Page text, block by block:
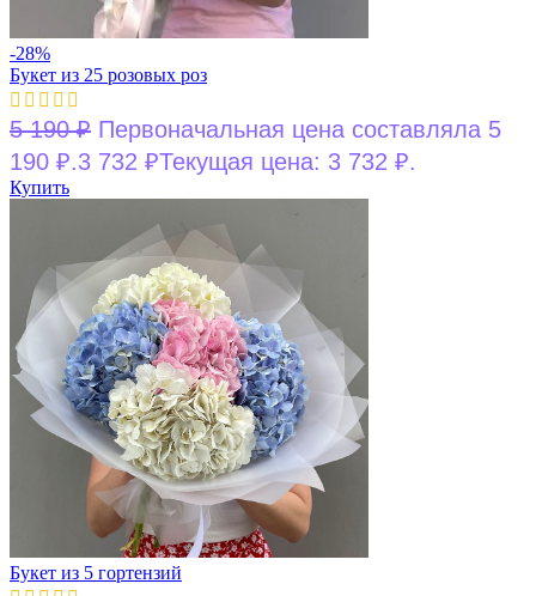
-28%
Букет из 25 розовых роз
5 190₽ Первоначальная цена составляла 5
190 ₽.3 732 ₽Текущая цена: 3 732 ₽.
Купить
Букет из 5 гортензий